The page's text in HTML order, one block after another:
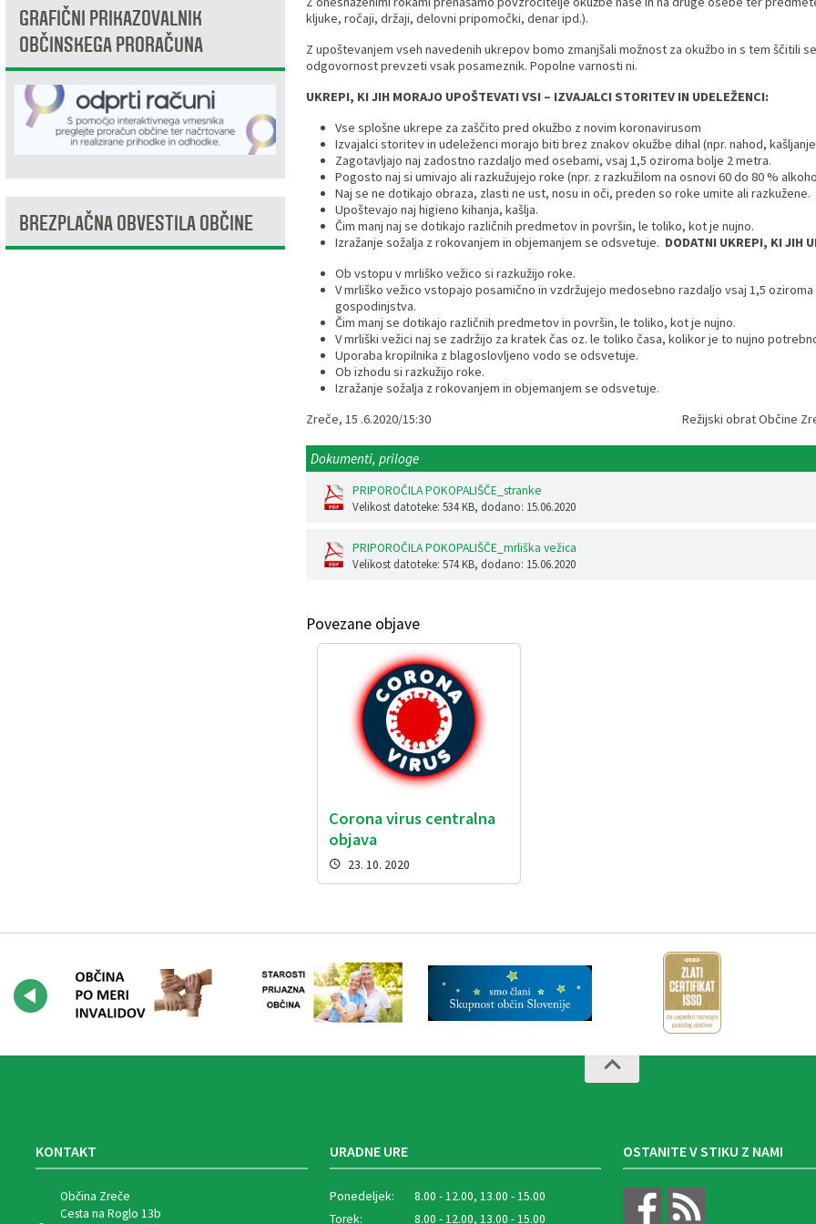
kljuke, ročaji, držaji, delovni pripomočki, denar ipd.).
Z upoštevanjem vseh navedenih ukrepov bomo zmanjšali možnost za okužbo in s tem ščitili
odgovornost prevzeti vsak posameznik. Popolne varnosti ni.
UKREPI, KI JIH MORAJO UPOŠTEVATI VSI – IZVAJALCI STORITEV IN UDELEŽENCI:
Vse splošne ukrepe za zaščito pred okužbo z novim koronavirusom
Izvajalci storitev in udeleženci morajo biti brez znakov okužbe dihal (npr. nahod,
Zagotavljajo naj zadostno razdaljo med osebami, vsaj 1,5 oziroma bolje 2 metra.
Pogosto naj si umivajo ali razkužujejo roke (npr. z razkužilom na osnovi 60 do 80 %
Naj se ne dotikajo obraza, zlasti ne ust, nosu in oči, preden so roke umite ali razkužene.
Upoštevajo naj higieno kihanja, kašlja.
Čim manj naj se dotikajo različnih predmetov in površin, le toliko, kot je nujno.
Izražanje sožalja z rokovanjem in objemanjem se odsvetuje. DODATNI UKREPI, KI JIH
Ob vstopu v mrliško vežico si razkužijo roke.
V mrliško vežico vstopajo posamično in vzdržujejo medosebno razdaljo vsaj 1,5
gospodinjstva.
Čim manj se dotikajo različnih predmetov in površin, le toliko, kot je nujno.
V mrliški vežici naj se zadržijo za kratek čas oz. le toliko časa, kolikor je to nujno
Uporaba kropilnika z blagoslovljeno vodo se odsvetuje.
Ob izhodu si razkužijo roke.
Izražanje sožalja z rokovanjem in objemanjem se odsvetuje.
Zreče, 15 .6.2020/15:30 Režijski obrat Občine
Dokumenti, priloge
PRIPOROČILA POKOPALIŠČE_stranke
Velikost datoteke: 534 KB, dodano: 15.06.2020
PRIPOROČILA POKOPALIŠČE_mrliška vežica
Velikost datoteke: 574 KB, dodano: 15.06.2020
Povezane objave
Corona virus centralna
objava
23. 10. 2020
GRAFIČNI PRIKAZOVALNIK
OBČINSKEGA PRORAČUNA
BREZPLAČNA OBVESTILA OBČINE
KONTAKT
Občina Zreče
Cesta na Roglo 13b
URADNE URE
Ponedeljek:
8.00 - 12.00, 13.00 - 15.00
Torek:
8.00 - 12.00, 13.00 - 15.00
OSTANITE V STIKU Z NAMI
Razvojni programi
Kronologija občine
Fotogalerija
Predstavniki občine v svetih zavodov
Prijave in pobude
Splošni akti občine
Informacije javnega značaja
Lokalne volitve
Delovni čas zdravnikov
Društva
Lokacije defibrilatorjev
Ceniki